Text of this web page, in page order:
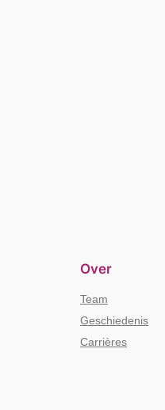
Over
Team
Geschiedenis
Carrières